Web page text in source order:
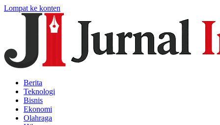
Lompat ke konten
Berita
Teknologi
Bisnis
Ekonomi
Olahraga